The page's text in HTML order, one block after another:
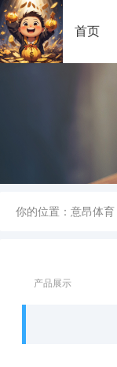
首页
你的位置： 意昂体育
产品展示